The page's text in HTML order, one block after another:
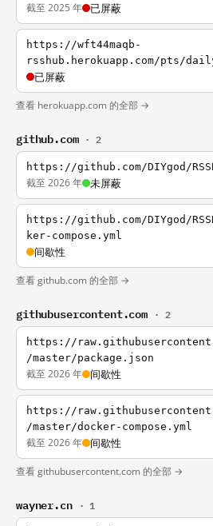
截至 2025 年 已屏蔽
https://wft44maqb-
rsshub.herokuapp.com/pts/
已屏蔽
查看 herokuapp.com 的全部 →
github.com · 2
https://github.com/DIYgod/
截至 2026 年 未屏蔽
https://github.com/DIYgod/
ker-compose.yml
间歇性
查看 github.com 的全部 →
githubusercontent.com · 2
https://
/master/package.json
截至 2026 年 间歇性
https://
/master/docker-compose.yml
截至 2026 年 间歇性
查看 githubusercontent.com 的全部 →
wayner.cn · 1